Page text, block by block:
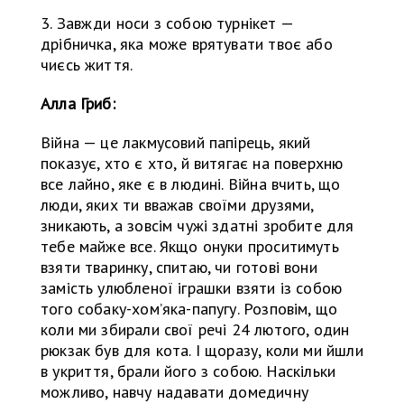
3. Завжди носи з собою турнікет —
дрібничка, яка може врятувати твоє або
чиєсь життя.
Алла Гриб:
Війна — це лакмусовий папірець, який
показує, хто є хто, й витягає на поверхню
все лайно, яке є в людині. Війна вчить, що
люди, яких ти вважав своїми друзями,
зникають, а зовсім чужі здатні зробите для
тебе майже все. Якщо онуки проситимуть
взяти тваринку, спитаю, чи готові вони
замість улюбленої іграшки взяти із собою
того собаку-хом’яка-папугу. Розповім, що
коли ми збирали свої речі 24 лютого, один
рюкзак був для кота. І щоразу, коли ми йшли
в укриття, брали його з собою. Наскільки
можливо, навчу надавати домедичну